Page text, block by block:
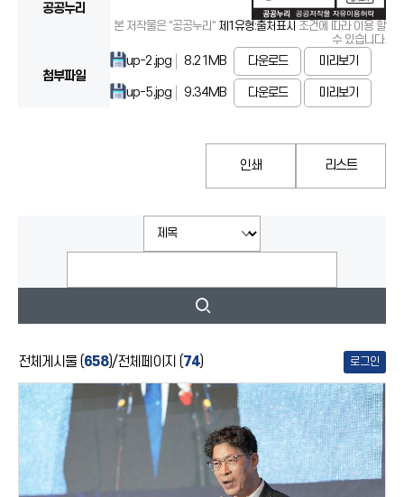
공공누리
본 저작물은 "공공누리" 제1유형:출처표시 조건에 따라 이용 할
수 있습니다.
첨부파일
up-2.jpg 8.21MB 다운로드 미리보기
up-5.jpg 9.34MB 다운로드 미리보기
인쇄 리스트
전체게시물 (658)/전체페이지 (74) 로그인